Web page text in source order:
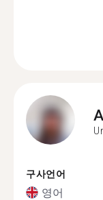
구사언어
영어